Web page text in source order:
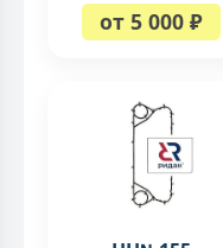
от 5 000 ₽